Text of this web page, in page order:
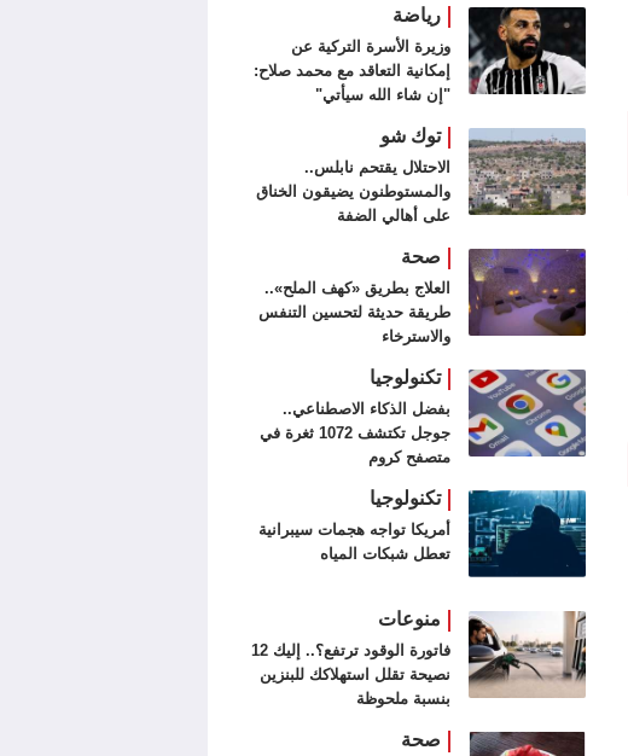
رياضة
وزيرة الأسرة التركية عن
إمكانية التعاقد مع محمد صلاح:
"إن شاء الله سيأتي"
توك شو
الاحتلال يقتحم نابلس..
والمستوطنون يضيقون الخناق
على أهالي الضفة
صحة
العلاج بطريق «كهف الملح»..
طريقة حديثة لتحسين التنفس
والاسترخاء
تكنولوجيا
بفضل الذكاء الاصطناعي..
جوجل تكتشف 1072 ثغرة في
متصفح كروم
تكنولوجيا
أمريكا تواجه هجمات سيبرانية
تعطل شبكات المياه
منوعات
فاتورة الوقود ترتفع؟.. إليك 12
نصيحة تقلل استهلاكك للبنزين
بنسبة ملحوظة
صحة